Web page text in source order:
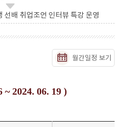
선배 취업조언 인터뷰 특강 운영
월간일정 보기
2024. 06. 19 )